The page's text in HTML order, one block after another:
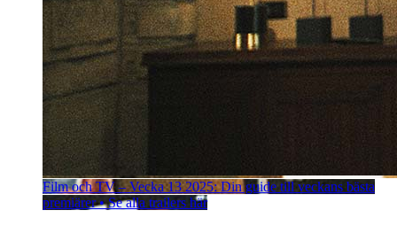
Film och TV – Vecka 13 2025: Din guide till veckans bästa
premiärer • Se alla trailers här